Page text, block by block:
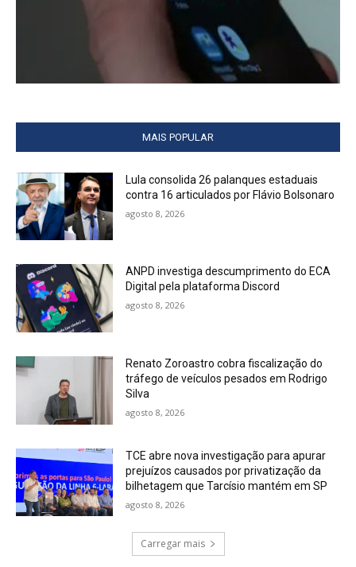
MAIS POPULAR
Lula consolida 26 palanques estaduais
contra 16 articulados por Flávio Bolsonaro
agosto 8, 2026
ANPD investiga descumprimento do ECA
Digital pela plataforma Discord
agosto 8, 2026
Renato Zoroastro cobra fiscalização do
tráfego de veículos pesados em Rodrigo
Silva
agosto 8, 2026
TCE abre nova investigação para apurar
prejuízos causados por privatização da
bilhetagem que Tarcísio mantém em SP
agosto 8, 2026
Carregar mais